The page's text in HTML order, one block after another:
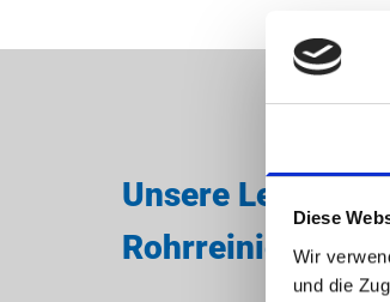
Diese
Wir
und die
Unsere
Rohrreinigung